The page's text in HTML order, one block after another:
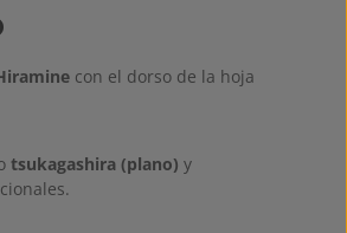
con el dorso de la hoja
tsukagashira (plano) y